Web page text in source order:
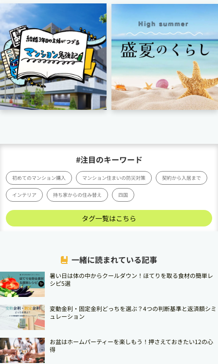
#注目のキーワード
初めてのマンション購入 マンション住まいの防災対策 契約から入居まで
インテリア 持ち家からの住み替え 四国
タグ一覧はこちら
一緒に読まれている記事
暑い日は体の中からクールダウン！ほてりを取る食材の簡単レ
シピ5選
変動金利・固定金利どっちを選ぶ？4つの判断基準と返済額シミ
ュレーション
お盆はホームパーティーを楽しもう！押さえておきたい12の心
得